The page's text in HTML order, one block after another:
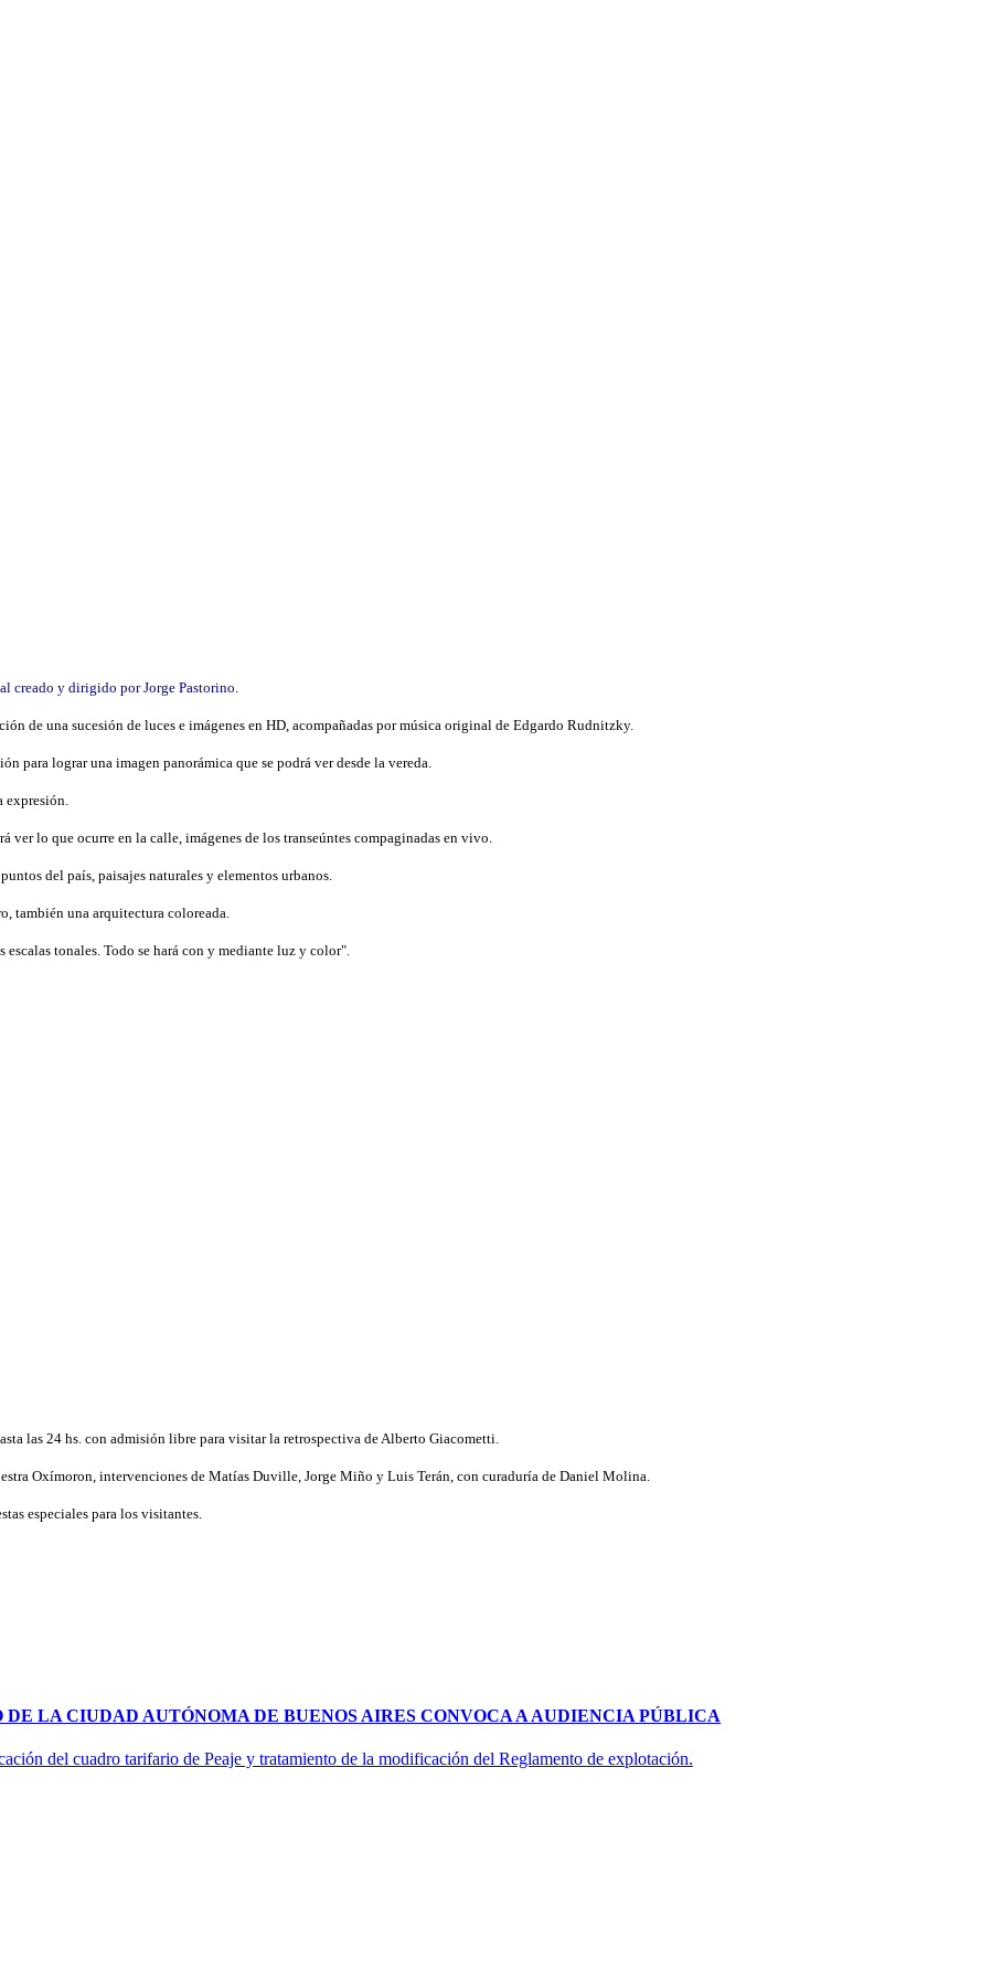
creado y dirigido por Jorge Pastorino.
de una sucesión de luces e imágenes en HD, acompañadas por música original de Edgardo Rudnitzky.
para lograr una imagen panorámica que se podrá ver desde la vereda.
lo que ocurre en la calle, imágenes de los transeúntes compaginadas en vivo.
del país, paisajes naturales y elementos urbanos.
también una arquitectura coloreada.
tonales. Todo se hará con y mediante luz y color".
las 24 hs. con admisión libre para visitar la retrospectiva de Alberto Giacometti.
Oxímoron, intervenciones de Matías Duville, Jorge Miño y Luis Terán, con curaduría de Daniel Molina.
especiales para los visitantes.
DE LA CIUDAD AUTÓNOMA DE BUENOS AIRES CONVOCA A AUDIENCIA PÚBLICA
del cuadro tarifario de Peaje y tratamiento de la modificación del Reglamento de explotación.